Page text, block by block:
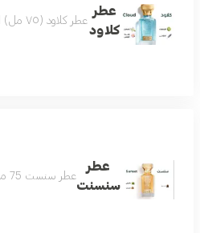
عطر
كلاود
عطر كلاود (٧٥ مل) احساس الانتعاش من أول رشة عطر مميز جميل بكل وقت من أجمل العطور وأكثرها تميز مكونات العطر البرغموت الياسمين لافندر لوتس
عطر
سنسنت
عطر سنست 75 مل الفخامة على هيئة عطر يتميز بحضور ملفت وفوحان مميز العطر الامثل لمناسباتك الفخمة مكونات العطر لذر باتشولي خشب